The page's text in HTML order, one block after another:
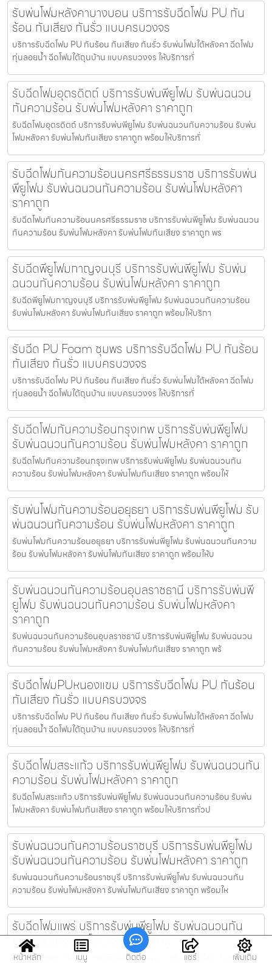
รับพ่นโฟมหลังคาบางบอน บริการรับฉีดโฟม PU กัน
ร้อน กันเสียง กันรั่ว แบบครบวงจร
บริการรับฉีดโฟม PU กันร้อน กันเสียง กันรั่ว รับพ่นโฟมใต้หลังคา ฉีดโฟม
ทุ่นลอยน้ำ ฉีดโฟมใต้ถุนบ้าน แบบครบวงจร ให้บริการทั่
รับฉีดโฟมอุตรดิตถ์ บริการรับพ่นพียูโฟม รับพ่นฉนวน
กันความร้อน รับพ่นโฟมหลังคา ราคาถูก
รับฉีดโฟมอุตรดิตถ์ บริการรับพ่นพียูโฟม รับพ่นฉนวนกันความร้อน รับพ่น
โฟมหลังคา รับพ่นโฟมกันเสียง ราคาถูก พร้อมให้บริการทั่
รับฉีดโฟมกันความร้อนนครศรีธรรมราช บริการรับพ่น
พียูโฟม รับพ่นฉนวนกันความร้อน รับพ่นโฟมหลังคา
ราคาถูก
รับฉีดโฟมกันความร้อนนครศรีธรรมราช บริการรับพ่นพียูโฟม รับพ่นฉนวน
กันความร้อน รับพ่นโฟมหลังคา รับพ่นโฟมกันเสียง ราคาถูก พร
รับฉีดพียูโฟมกาญจนบุรี บริการรับพ่นพียูโฟม รับพ่น
ฉนวนกันความร้อน รับพ่นโฟมหลังคา ราคาถูก
รับฉีดพียูโฟมกาญจนบุรี บริการรับพ่นพียูโฟม รับพ่นฉนวนกันความร้อน
รับพ่นโฟมหลังคา รับพ่นโฟมกันเสียง ราคาถูก พร้อมให้บริกา
รับฉีด PU Foam ชุมพร บริการรับฉีดโฟม PU กันร้อน
กันเสียง กันรั่ว แบบครบวงจร
บริการรับฉีดโฟม PU กันร้อน กันเสียง กันรั่ว รับพ่นโฟมใต้หลังคา ฉีดโฟม
ทุ่นลอยน้ำ ฉีดโฟมใต้ถุนบ้าน แบบครบวงจร ให้บริการทั่
รับฉีดโฟมกันความร้อนกรุงเทพ บริการรับพ่นพียูโฟม
รับพ่นฉนวนกันความร้อน รับพ่นโฟมหลังคา ราคาถูก
รับฉีดโฟมกันความร้อนกรุงเทพ บริการรับพ่นพียูโฟม รับพ่นฉนวนกัน
ความร้อน รับพ่นโฟมหลังคา รับพ่นโฟมกันเสียง ราคาถูก พร้อมให้
รับพ่นโฟมกันความร้อนอยุธยา บริการรับพ่นพียูโฟม รับ
พ่นฉนวนกันความร้อน รับพ่นโฟมหลังคา ราคาถูก
รับพ่นโฟมกันความร้อนอยุธยา บริการรับพ่นพียูโฟม รับพ่นฉนวนกันความ
ร้อน รับพ่นโฟมหลังคา รับพ่นโฟมกันเสียง ราคาถูก พร้อมให้บ
รับพ่นฉนวนกันความร้อนอุบลราชธานี บริการรับพ่นพี
ยูโฟม รับพ่นฉนวนกันความร้อน รับพ่นโฟมหลังคา
ราคาถูก
รับพ่นฉนวนกันความร้อนอุบลราชธานี บริการรับพ่นพียูโฟม รับพ่นฉนวน
กันความร้อน รับพ่นโฟมหลังคา รับพ่นโฟมกันเสียง ราคาถูก พร้
รับฉีดโฟมPUหนองแขม บริการรับฉีดโฟม PU กันร้อน
กันเสียง กันรั่ว แบบครบวงจร
บริการรับฉีดโฟม PU กันร้อน กันเสียง กันรั่ว รับพ่นโฟมใต้หลังคา ฉีดโฟม
ทุ่นลอยน้ำ ฉีดโฟมใต้ถุนบ้าน แบบครบวงจร ให้บริการทั่
รับฉีดโฟมสระแก้ว บริการรับพ่นพียูโฟม รับพ่นฉนวนกัน
ความร้อน รับพ่นโฟมหลังคา ราคาถูก
รับฉีดโฟมสระแก้ว บริการรับพ่นพียูโฟม รับพ่นฉนวนกันความร้อน รับพ่น
โฟมหลังคา รับพ่นโฟมกันเสียง ราคาถูก พร้อมให้บริการทั่วป
รับพ่นฉนวนกันความร้อนราชบุรี บริการรับพ่นพียูโฟม
รับพ่นฉนวนกันความร้อน รับพ่นโฟมหลังคา ราคาถูก
รับพ่นฉนวนกันความร้อนราชบุรี บริการรับพ่นพียูโฟม รับพ่นฉนวนกัน
ความร้อน รับพ่นโฟมหลังคา รับพ่นโฟมกันเสียง ราคาถูก พร้อมให
รับฉีดโฟมแพร่ บริการรับพ่นพียูโฟม รับพ่นฉนวนกัน
ความร้อน รับพ่นโฟมหลังคา ราคาถูก
รับฉีดโฟมแพร่ บริการรับพ่นพียูโฟม รับพ่นฉนวนกันความร้อน รับพ่นโฟม
หน้าหลัก เมนู ติดต่อ แชร์ เพิ่มเติม